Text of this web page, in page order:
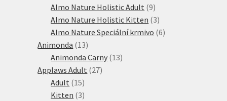
produkt
Almo Nature Holistic Adult 99
produktů
Almo Nature Holistic Kitten 33
produkty
Almo Nature Speciální krmivo 66
Animonda 1313
produktů
Animonda Carny 1313
Applaws Adult 2727
Adult 1515
produktů
Kitten 33